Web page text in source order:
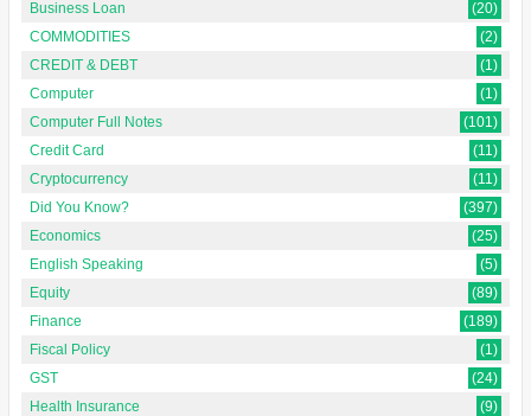
Business Loan
(20)
COMMODITIES
(2)
CREDIT & DEBT
(1)
Computer
(1)
Computer Full Notes
(101)
Credit Card
(11)
Cryptocurrency
(11)
Did You Know?
(397)
Economics
(25)
English Speaking
(5)
Equity
(89)
Finance
(189)
Fiscal Policy
(1)
GST
(24)
Health Insurance
(9)